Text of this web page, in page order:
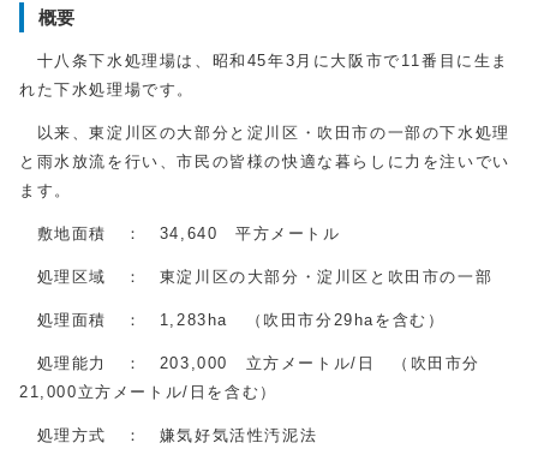
概要
十八条下水処理場は、昭和45年3月に大阪市で11番目に生ま
れた下水処理場です。
以来、東淀川区の大部分と淀川区・吹田市の一部の下水処理
と雨水放流を行い、市民の皆様の快適な暮らしに力を注いでい
ます。
敷地面積 ： 34,640 平方メートル
処理区域 ： 東淀川区の大部分・淀川区と吹田市の一部
処理面積 ： 1,283ha （吹田市分29haを含む）
処理能力 ： 203,000 立方メートル/日 （吹田市分
21,000立方メートル/日を含む）
処理方式 ： 嫌気好気活性汚泥法